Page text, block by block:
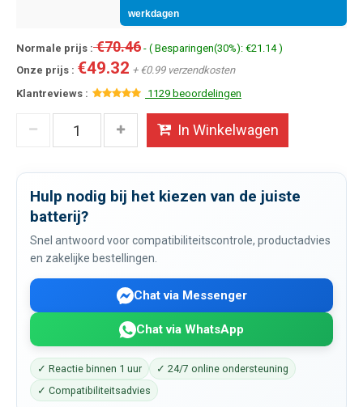
werkdagen
Normale prijs :€70.46 - ( Besparingen(30%): €21.14 )
Onze prijs : €49.32 + €0.99 verzendkosten
Klantreviews :
1129 beoordelingen
In Winkelwagen
Hulp nodig bij het kiezen van de juiste
batterij?
Snel antwoord voor compatibiliteitscontrole, productadvies
en zakelijke bestellingen.
Chat via Messenger
Chat via WhatsApp
✓ Reactie binnen 1 uur
✓ 24/7 online ondersteuning
✓ Compatibiliteitsadvies